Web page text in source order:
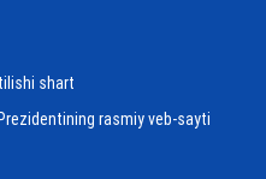
shart
rasmiy veb-sayti